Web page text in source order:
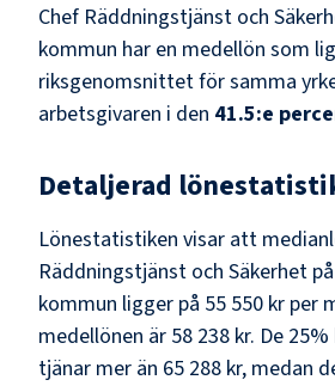
Chef Räddningstjänst och
kommun har en medellön som
riksgenomsnittet för samma
arbetsgivaren i den 41.5:e
Detaljerad
Lönestatistiken visar att
Räddningstjänst och Säkerhet på
kommun ligger på 55 550 kr per
medellönen är 58 238 kr. De
tjänar mer än 65 288 kr, medan